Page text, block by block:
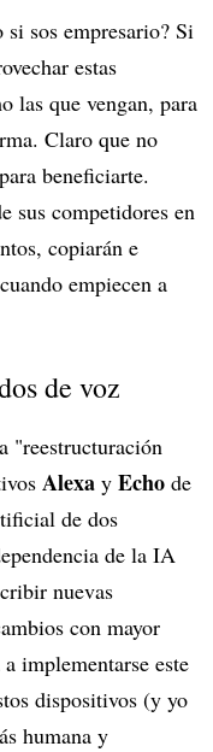
sos empresario? Si
estas
las que vengan, para
Claro que no
beneficiarte.
sus competidores en
copiarán e
empiecen a
de voz
"reestructuración
Alexa y Echo de
de dos
de la IA
nuevas
con mayor
implementarse este
dispositivos (y yo
humana y